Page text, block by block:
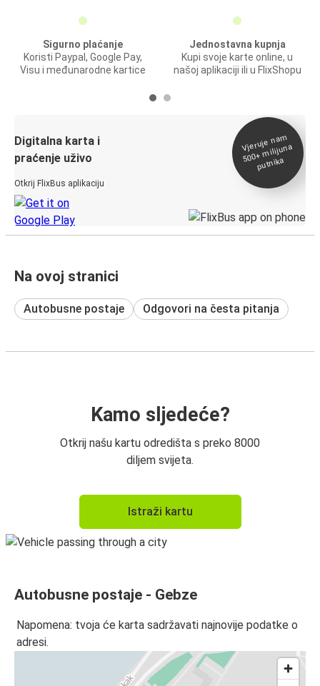
Sigurno plaćanje
Koristi Paypal, Google Pay,
Visu i međunarodne kartice
Jednostavna kupnja
Kupi svoje karte online, u
našoj aplikaciji ili u FlixShopu
Digitalna karta i
praćenje uživo
Otkrij FlixBus aplikaciju
Vjeruje na
m
500+
milijuna
putnika
Na ovoj stranici
Autobusne postaje Odgovori na česta pitanja
Kamo sljedeće?
Otkrij našu kartu odredišta s preko 8000
diljem svijeta.
Istraži kartu
Autobusne postaje - Gebze
Napomena: tvoja će karta sadržavati najnovije podatke o
adresi.